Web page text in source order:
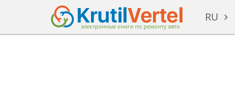
электронные книги по ремонту авто
RU